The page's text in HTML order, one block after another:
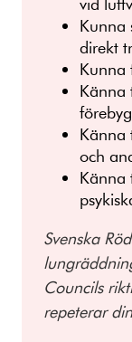
Kunna
direkt
Kunna
Känna
Känna
och
Känna
Svenska
Councils
repeterar